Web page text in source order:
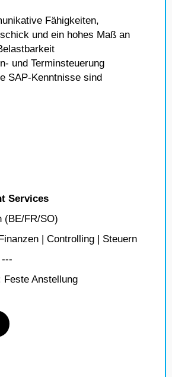
Fähigkeiten,
und ein hohes Maß an
und Terminsteuerung
SAP-Kenntnisse sind
Services
(BE/FR/SO)
| Controlling | Steuern
---
Feste Anstellung